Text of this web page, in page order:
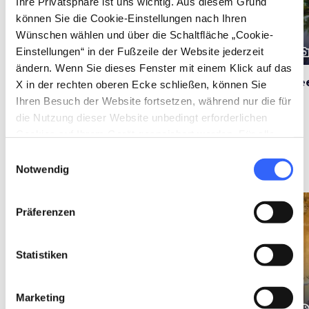
können Sie die Cookie-Einstellungen nach Ihren
Wünschen wählen und über die Schaltfläche „Cookie-
Einstellungen“ in der Fußzeile der Website jederzeit
ändern. Wenn Sie dieses Fenster mit einem Klick auf das
X in der rechten oberen Ecke schließen, können Sie
Ihren Besuch der Website fortsetzen, während nur die für
die Nutzung dieser Website unbedingt erforderlichen
Zustimmung.
Notwendig
Präferenzen
Statistiken
Marketing
photo_camera Attraktionen
Nationales
Etruskermuseum von
photo_camera Attraktionen
Die Katakombe der
Heiligen Mustiola in
Ideen Ansehen auf der Karte
favorite_border